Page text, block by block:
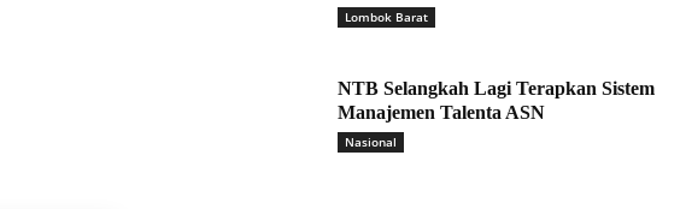
Lombok Barat
NTB Selangkah Lagi Terapkan Sistem
Manajemen Talenta ASN
Nasional